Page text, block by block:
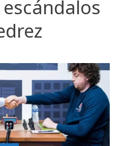
escándalos